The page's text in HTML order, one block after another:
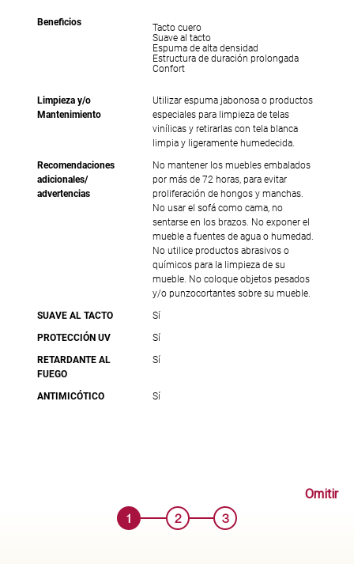
Beneficios
Tacto cuero
Suave al tacto
Espuma de alta densidad
Estructura de duración prolongada
Confort
Limpieza y/o
Mantenimiento
Utilizar espuma jabonosa o productos
especiales para limpieza de telas
vinílicas y retirarlas con tela blanca
limpia y ligeramente humedecida.
Recomendaciones
adicionales/
advertencias
No mantener los muebles embalados
por más de 72 horas, para evitar
proliferación de hongos y manchas.
No usar el sofá como cama, no
sentarse en los brazos. No exponer el
mueble a fuentes de agua o humedad.
No utilice productos abrasivos o
químicos para la limpieza de su
mueble. No coloque objetos pesados
y/o punzocortantes sobre su mueble.
SUAVE AL TACTO
Sí
PROTECCIÓN UV
Sí
RETARDANTE AL
FUEGO
Sí
ANTIMICÓTICO Sí